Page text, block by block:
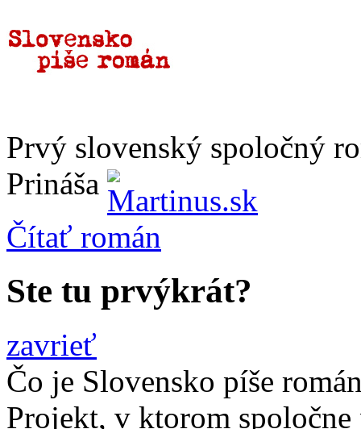
Prvý slovenský spoločný
Prináša
Čítať román
Ste tu prvýkrát?
zavrieť
Čo je Slovensko píše
Projekt, v ktorom